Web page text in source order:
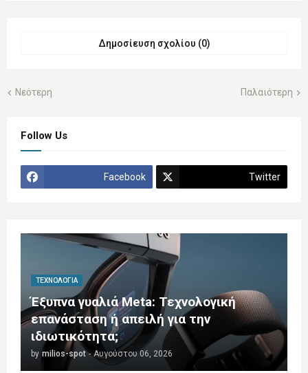
Δημοσίευση σχολίου (0)
Νεότερη Παλαιότερη
Follow Us
Facebook Twitter
ΤΕΧΝΟΛΟΓΊΑ
Έξυπνα γυαλιά Meta: Τεχνολογική
επανάσταση ή απειλή για την
ιδιωτικότητα;
by milios-spot - Αυγούστου 06, 2026